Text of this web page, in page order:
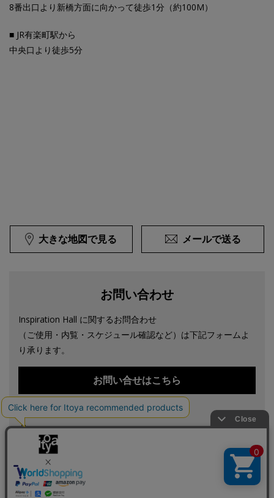
8番出口より新橋方面に向かって徒歩1分（約100M）
■ JR有楽町駅から
中央口より徒歩5分
大きな地図で見る メールで送る
お問い合わせ
Inspiration Hall に関するお問合わせ
（ご使用・内覧・スケジュール確認など）は下記フォームよ
り承ります。
お問い合せはこちら
電話でのお問い合わせ
03-3561-8311
（受付時間 平日10:30～18:30）